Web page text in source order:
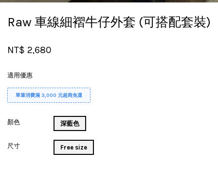
Raw 車線細褶牛仔外套 (可搭配套裝)
NT$ 2,680
適用優惠
單筆消費滿 3,000 元超商免運
顏色 深藍色
尺寸 Free size